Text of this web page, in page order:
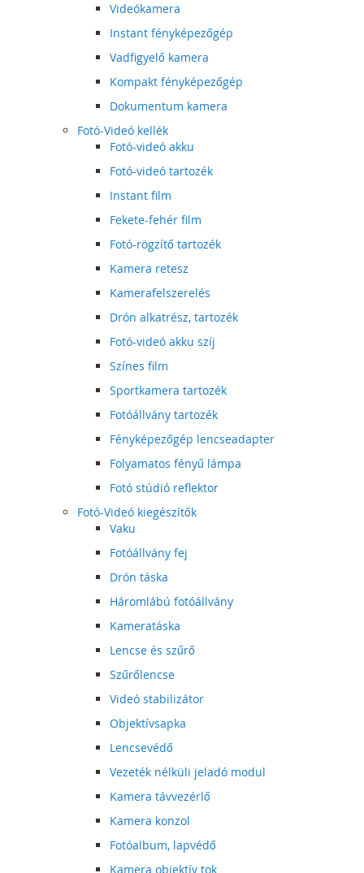
Videókamera
Instant fényképezőgép
Vadfigyelő kamera
Kompakt fényképezőgép
Dokumentum kamera
Fotó-Videó kellék
Fotó-videó akku
Fotó-videó tartozék
Instant film
Fekete-fehér film
Fotó-rögzítő tartozék
Kamera retesz
Kamerafelszerelés
Drón alkatrész, tartozék
Fotó-videó akku szíj
Színes film
Sportkamera tartozék
Fotóállvány tartozék
Fényképezőgép lencseadapter
Folyamatos fényű lámpa
Fotó stúdió reflektor
Fotó-Videó kiegészítők
Vaku
Fotóállvány fej
Drón táska
Háromlábú fotóállvány
Kameratáska
Lencse és szűrő
Szűrőlencse
Videó stabilizátor
Objektívsapka
Lencsevédő
Vezeték nélküli jeladó modul
Kamera távvezérlő
Kamera konzol
Fotóalbum, lapvédő
Kamera objektív tok